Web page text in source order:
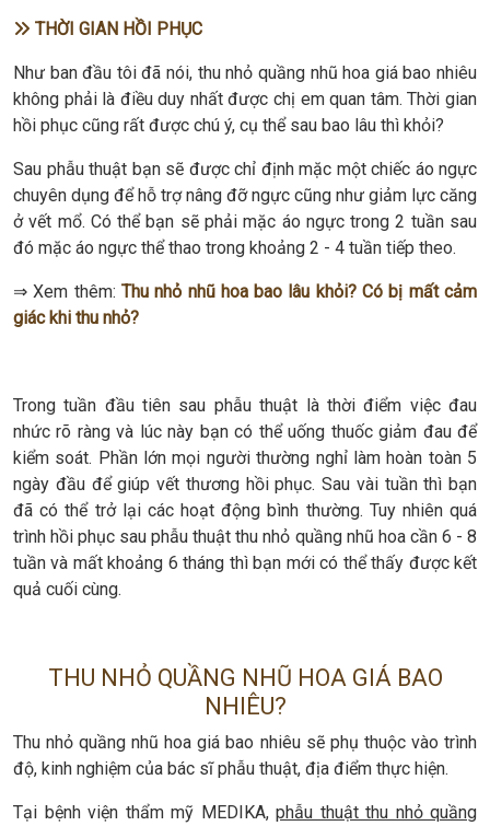
THỜI GIAN HỒI PHỤC
Như ban đầu tôi đã nói, thu nhỏ quầng nhũ hoa giá bao nhiêu
không phải là điều duy nhất được chị em quan tâm. Thời gian
hồi phục cũng rất được chú ý, cụ thể sau bao lâu thì khỏi?
Sau phẫu thuật bạn sẽ được chỉ định mặc một chiếc áo ngực
chuyên dụng để hỗ trợ nâng đỡ ngực cũng như giảm lực căng
ở vết mổ. Có thể bạn sẽ phải mặc áo ngực trong 2 tuần sau
đó mặc áo ngực thể thao trong khoảng 2 - 4 tuần tiếp theo.
⇒ Xem thêm: Thu nhỏ nhũ hoa bao lâu khỏi? Có bị mất cảm
giác khi thu nhỏ?
Trong tuần đầu tiên sau phẫu thuật là thời điểm việc đau
nhức rõ ràng và lúc này bạn có thể uống thuốc giảm đau để
kiểm soát. Phần lớn mọi người thường nghỉ làm hoàn toàn 5
ngày đầu để giúp vết thương hồi phục. Sau vài tuần thì bạn
đã có thể trở lại các hoạt động bình thường. Tuy nhiên quá
trình hồi phục sau phẫu thuật thu nhỏ quầng nhũ hoa cần 6 - 8
tuần và mất khoảng 6 tháng thì bạn mới có thể thấy được kết
quả cuối cùng.
THU NHỎ QUẦNG NHŨ HOA GIÁ BAO
NHIÊU?
Thu nhỏ quầng nhũ hoa giá bao nhiêu sẽ phụ thuộc vào trình
độ, kinh nghiệm của bác sĩ phẫu thuật, địa điểm thực hiện.
Tại bệnh viện thẩm mỹ MEDIKA, phẫu thuật thu nhỏ quầng